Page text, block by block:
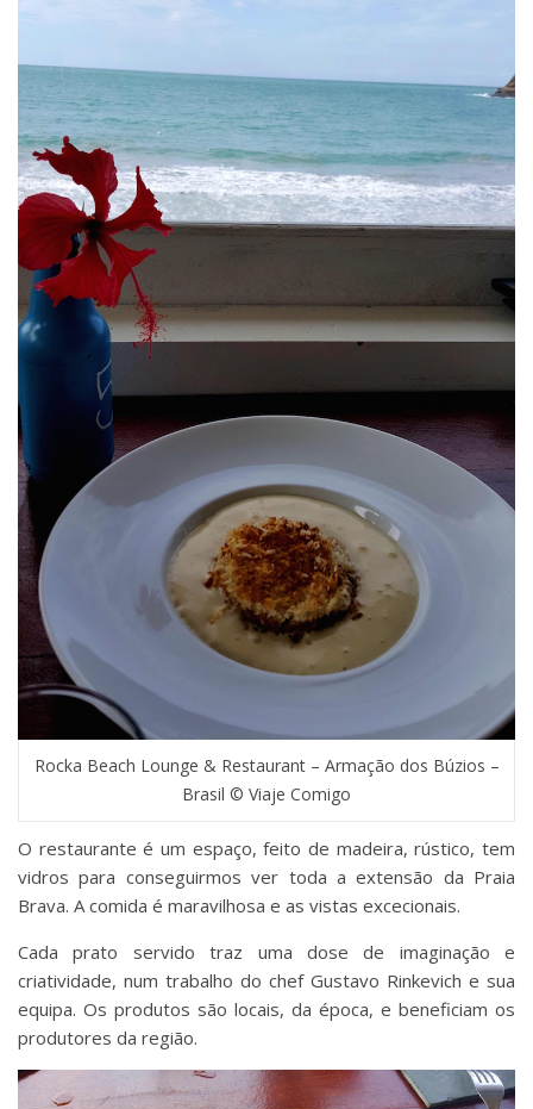
Rocka Beach Lounge & Restaurant – Armação dos Búzios –
Brasil © Viaje Comigo
O restaurante é um espaço, feito de madeira, rústico, tem
vidros para conseguirmos ver toda a extensão da Praia
Brava. A comida é maravilhosa e as vistas excecionais.
Cada prato servido traz uma dose de imaginação e
criatividade, num trabalho do chef Gustavo Rinkevich e sua
equipa. Os produtos são locais, da época, e beneficiam os
produtores da região.